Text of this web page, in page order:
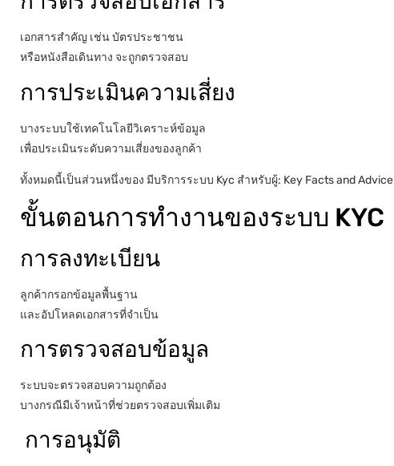
เอกสารสำคัญ เช่น บัตรประชาชน
หรือหนังสือเดินทาง จะถูกตรวจสอบ
การประเมินความเสี่ยง
บางระบบใช้เทคโนโลยีวิเคราะห์ข้อมูล
เพื่อประเมินระดับความเสี่ยงของลูกค้า
ทั้งหมดนี้เป็นส่วนหนึ่งของ มีบริการระบบ Kyc สำหรับผู้: Key Facts and
ขั้นตอนการทำงานของระบบ KYC
การลงทะเบียน
ลูกค้ากรอกข้อมูลพื้นฐาน
และอัปโหลดเอกสารที่จำเป็น
การตรวจสอบข้อมูล
ระบบจะตรวจสอบความถูกต้อง
บางกรณีมีเจ้าหน้าที่ช่วยตรวจสอบเพิ่มเติม
การอนุมัติ